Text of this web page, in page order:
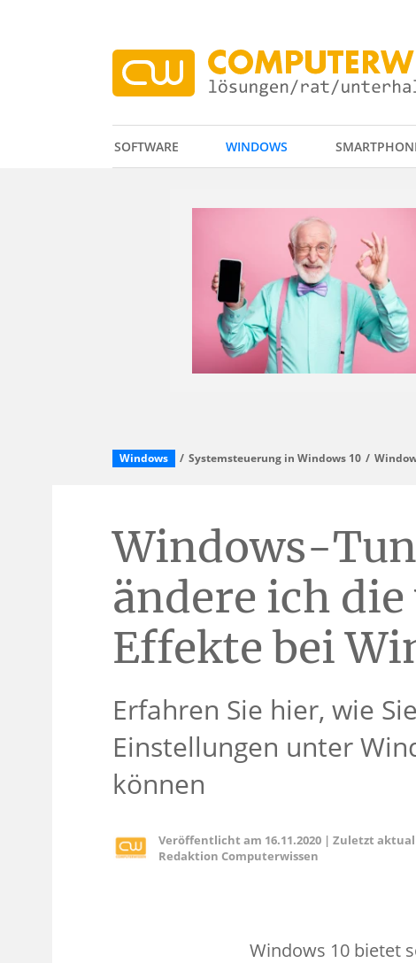
SOFTWARE WINDOWS
Windows Systemsteuerung in Windows 10
Windows-
ändere ich
Effekte bei
Erfahren Sie hier, wie
Einstellungen unter
können
Veröffentlicht am 16.11.2020 | Zuletzt
Redaktion Computerwissen
Windows 10 bietet